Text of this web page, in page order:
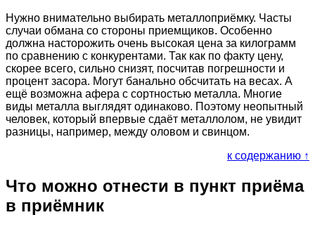
Нужно внимательно выбирать металлоприёмку. Часты
случаи обмана со стороны приемщиков. Особенно
должна насторожить очень высокая цена за килограмм
по сравнению с конкурентами. Так как по факту цену,
скорее всего, сильно снизят, посчитав погрешности и
процент засора. Могут банально обсчитать на весах. А
ещё возможна афера с сортностью металла. Многие
виды металла выглядят одинаково. Поэтому неопытный
человек, который впервые сдаёт металлолом, не увидит
разницы, например, между оловом и свинцом.
к содержанию ↑
Что можно отнести в пункт приёма
в приёмник